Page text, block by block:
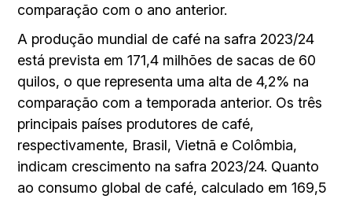
comparação com o ano anterior.
A produção mundial de café na safra 2023/24
está prevista em 171,4 milhões de sacas de 60
quilos, o que representa uma alta de 4,2% na
comparação com a temporada anterior. Os três
principais países produtores de café,
respectivamente, Brasil, Vietnã e Colômbia,
indicam crescimento na safra 2023/24. Quanto
ao consumo global de café, calculado em 169,5